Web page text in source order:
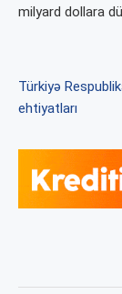
milyard dollara
Türkiyə
ehtiyatları